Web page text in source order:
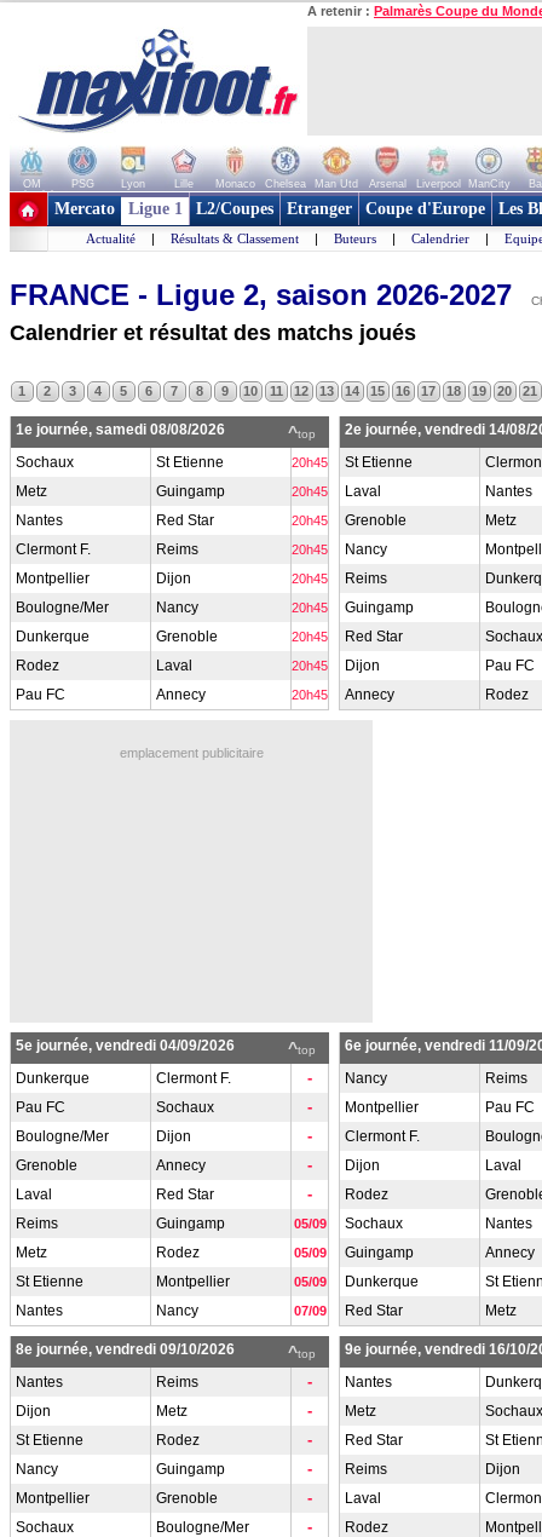
A retenir : Palmarès Coupe du
OM PSG Lyon Lille Monaco Chelsea Man Utd Arsenal Liverpool ManCity
+ de clubs
Mercato Ligue 1 L2/Coupes Etranger Coupe d'Europe Les
Actualité | Résultats & Classement | Buteurs | Calendrier |
FRANCE - Ligue 2, saison 2026-2027
Calendrier et résultat des matchs joués
1 2 3 4 5 6 7 8 9 10 11 12 13 14 15 16 17 18 19 20 21
^top
1e journée, samedi 08/08/2026
Sochaux
St Etienne 20h45
Metz Guingamp 20h45
Nantes Red Star 20h45
Clermont F. Reims 20h45
Montpellier Dijon 20h45
Boulogne/Mer Nancy 20h45
Dunkerque Grenoble 20h45
Rodez Laval 20h45
Pau FC Annecy 20h45
2e journée, vendredi 14/08/
St Etienne
Laval
Nantes
Grenoble
Metz
Nancy
Reims
Guingamp
Red Star
Sochaux
Dijon
Pau FC
Annecy
Rodez
emplacement publicitaire
^top
5e journée, vendredi 04/09/2026
Dunkerque
Clermont F. -
Pau FC Sochaux -
Boulogne/Mer Dijon -
Grenoble Annecy -
Laval Red Star -
Reims Guingamp 05/09
Metz Rodez 05/09
St Etienne Montpellier 05/09
Nantes Nancy 07/09
6e journée, vendredi 11/09/
Nancy
Reims
Montpellier
Pau FC
Clermont F.
Dijon
Laval
Rodez
Sochaux
Nantes
Guingamp
Annecy
Dunkerque
St
Red Star
Metz
^top
8e journée, vendredi 09/10/2026
Nantes
Reims -
Dijon Metz -
St Etienne Rodez -
Nancy Guingamp -
Montpellier Grenoble -
Sochaux Boulogne/Mer -
9e journée, vendredi 16/10/
Nantes
Metz
Sochaux
Red Star
St
Reims
Dijon
Laval
Rodez